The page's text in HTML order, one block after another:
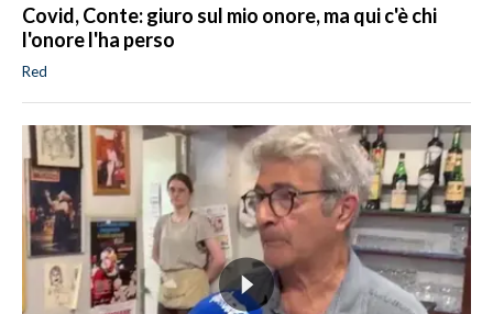
Covid, Conte: giuro sul mio onore, ma qui c'è chi
l'onore l'ha perso
Red